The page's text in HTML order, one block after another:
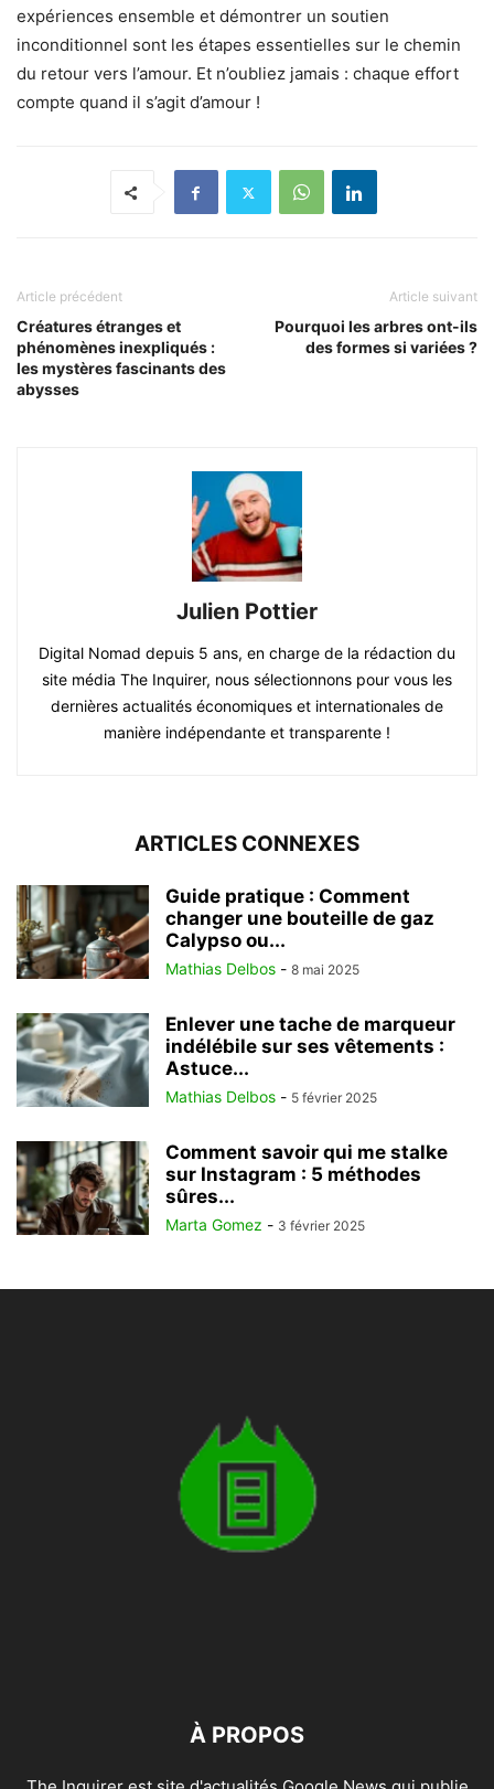
expériences ensemble et démontrer un soutien
inconditionnel sont les étapes essentielles sur le chemin
du retour vers l’amour. Et n’oubliez jamais : chaque effort
compte quand il s’agit d’amour !
Article précédent
Créatures étranges et
phénomènes inexpliqués :
les mystères fascinants des
abysses
Article suivant
Pourquoi les arbres ont-ils
des formes si variées ?
Julien Pottier
Digital Nomad depuis 5 ans, en charge de la rédaction du
site média The Inquirer, nous sélectionnons pour vous les
dernières actualités économiques et internationales de
manière indépendante et transparente !
ARTICLES CONNEXES
Guide pratique : Comment
changer une bouteille de gaz
Calypso ou...
Mathias Delbos - 8 mai 2025
Enlever une tache de marqueur
indélébile sur ses vêtements :
Astuce...
Mathias Delbos - 5 février 2025
Comment savoir qui me stalke
sur Instagram : 5 méthodes
sûres...
Marta Gomez - 3 février 2025
À PROPOS